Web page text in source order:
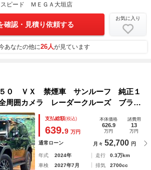
スピード ＭＥＧＡ大垣店
確認・見積り依頼する
お気に入り
あなたの他に26人が見ています
５０ ＶＸ 禁煙車 サンルーフ 純正１
周囲カメラ レーダークルーズ ブライ
デジタルミラー シートエアコン 黒
ート 純正１８インチアルミ ＥＴＣ
支払総額(税込)
639.9 万円
本体価格
626.9
万円
諸費用
13
万円
通常ローン 月々 52,700 円
年式 2024年 走行
0.3万km
車検
2027年7月 排気
2700cc